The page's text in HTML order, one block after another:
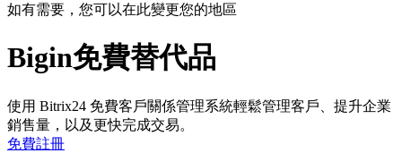
如有需要，您可以在此變更您的地區
Bigin免費替代品
使用 Bitrix24 免費客戶關係管理系統輕鬆管理客戶、提升企業
銷售量，以及更快完成交易。
免費註冊